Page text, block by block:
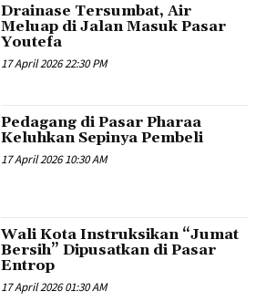
Drainase Tersumbat, Air
Meluap di Jalan Masuk Pasar
Youtefa
17 April 2026 22:30 PM
Pedagang di Pasar Pharaa
Keluhkan Sepinya Pembeli
17 April 2026 10:30 AM
Wali Kota Instruksikan “Jumat
Bersih” Dipusatkan di Pasar
Entrop
17 April 2026 01:30 AM